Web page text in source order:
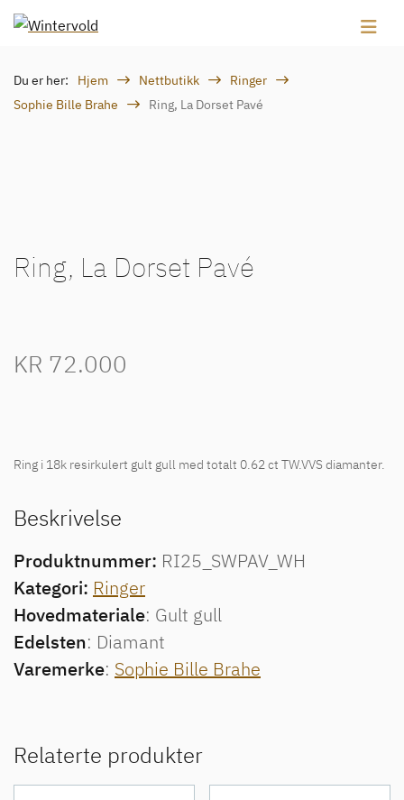
Du er her: Hjem Nettbutikk
Ringer
Sophie Bille Brahe
Ring, La Dorset Pavé
Ring, La Dorset Pavé
KR 72.000
Ring i 18k resirkulert gult gull med totalt 0.62 ct TW.VVS diamanter.
Beskrivelse
Produktnummer: RI25_SWPAV_WH
Kategori: Ringer
Hovedmateriale: Gult gull
Edelsten: Diamant
Varemerke: Sophie Bille Brahe
Relaterte produkter